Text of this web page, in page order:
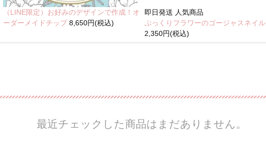
（LINE限定）お好みのデザインで作成！オ
ーダーメイドチップ8,650円(税込)
即日発送 人気商品
ぷっくりフラワーのゴージャスネイル
2,350円(税込)
最近チェックした商品はまだありません。